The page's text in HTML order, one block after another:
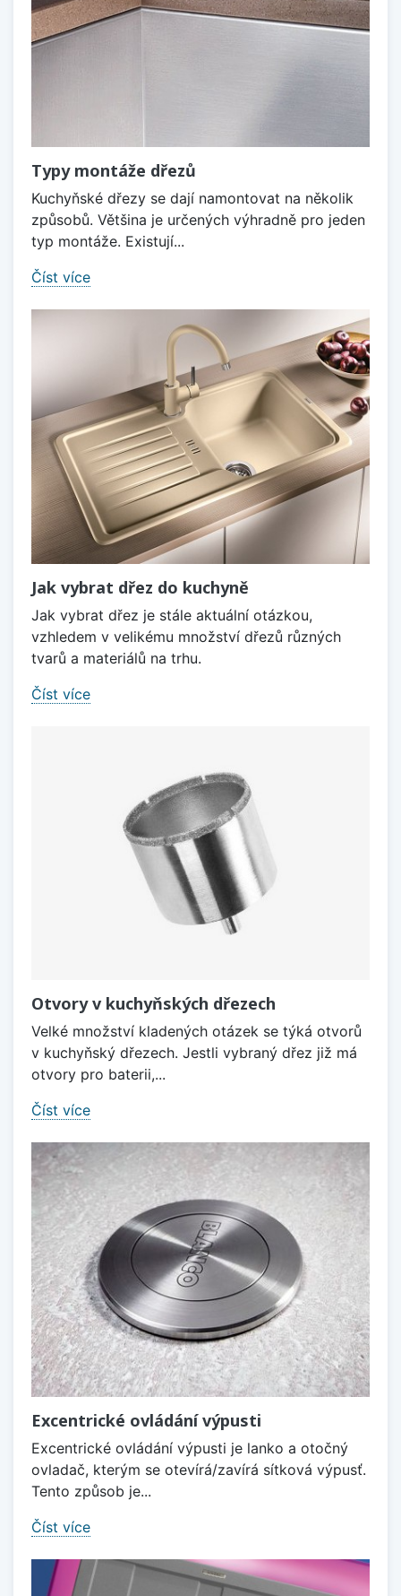
Typy montáže dřezů
Kuchyňské dřezy se dají namontovat na několik
způsobů. Většina je určených výhradně pro jeden
typ montáže. Existují...
Číst více
Jak vybrat dřez do kuchyně
Jak vybrat dřez je stále aktuální otázkou,
vzhledem v velikému množství dřezů různých
tvarů a materiálů na trhu.
Číst více
Otvory v kuchyňských dřezech
Velké množství kladených otázek se týká otvorů
v kuchyňský dřezech. Jestli vybraný dřez již má
otvory pro baterii,...
Číst více
Excentrické ovládání výpusti
Excentrické ovládání výpusti je lanko a otočný
ovladač, kterým se otevírá/zavírá sítková výpusť.
Tento způsob je...
Číst více